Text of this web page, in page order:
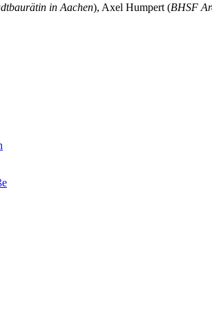
in Aachen), Axel Humpert (BHSF